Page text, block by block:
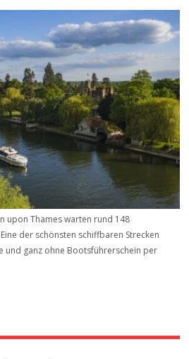
upon Thames warten rund 148
der schönsten schiffbaren Strecken
und ganz ohne Bootsführerschein per